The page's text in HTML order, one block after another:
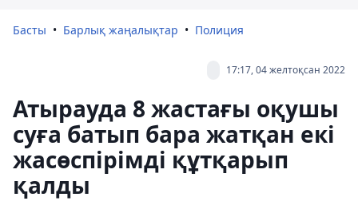
Басты Барлық жаңалықтар Полиция
17:17, 04 желтоқсан 2022
Атырауда 8 жастағы оқушы
суға батып бара жатқан екі
жасөспірімді құтқарып
қалды